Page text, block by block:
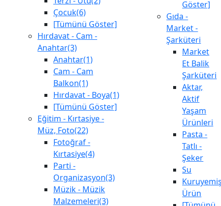
Çocuk(6)
[Tümünü Göster]
Hırdavat - Cam -
Anahtar(3)
Anahtar(1)
Cam - Cam
Balkon(1)
Hırdavat - Boya(1)
[Tümünü Göster]
Eğitim - Kırtasiye -
Müz, Foto(22)
Fotoğraf -
Kırtasiye(4)
Parti -
Organizasyon(3)
Müzik - Müzik
Malzemeleri(3)
Göster]
Gıda -
Market -
Şarküteri
Market
Et Balik
Şarküteri
Aktar,
Aktif
Yaşam
Ürünleri
Pasta -
Tatlı -
Şeker
Su
Ürün